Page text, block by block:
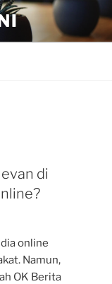
di
online
Namun,
OK Berita